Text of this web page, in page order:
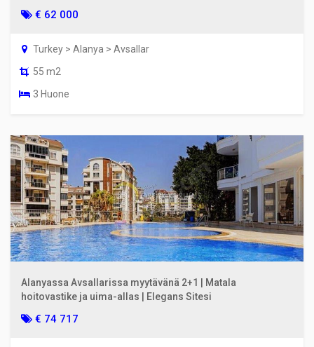
€ 62 000
Turkey > Alanya > Avsallar
55 m2
3 Huone
Alanyassa Avsallarissa myytävänä 2+1 | Matala
hoitovastike ja uima-allas | Elegans Sitesi
€ 74 717